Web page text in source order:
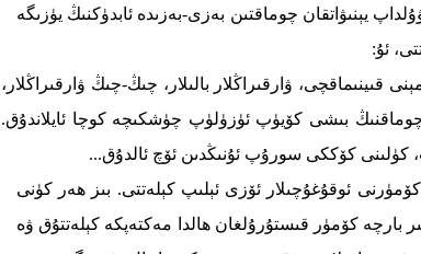
يېنىۋاتقان چوماقتىن بەزى-بەزىدە ئابدۈكنىڭ يۈزىگە
ئۇ:
قىينىماقچى، ۋارقىراڭلار بالىلار، چىڭ-چىڭ ۋارقىراڭلار،
بىشى كۆيۈپ ئۈزۈلۈپ چۈشكىچە كوچا ئايلاندۇق.
كۈلىنى كۆككى سورۇپ ئۇنىڭدىن ئۆچ ئالدۇق...
ئوقۇغۇچىلار ئۆزى ئېلىپ كېلەتتى. بىز ھەر كۈنى
بارچە كۆمۈر قىستۇرۇلغان ھالدا مەكتەپكە كېلەتتۇق ۋە